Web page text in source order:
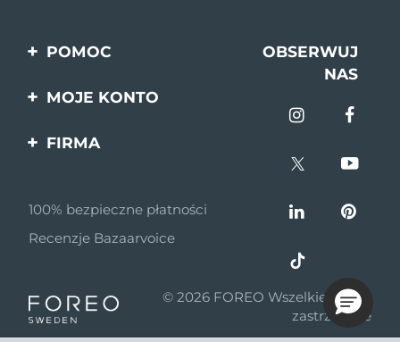
POMOC
Kontakt
OBSERWUJ
NAS
MOJE KONTO
FIRMA
Program partnerski
Wiadomości
MYSA
Dystrybutorzy
100% bezpieczne płatności
Recenzje Bazaarvoice
© 2026 FOREO Wszelkie prawa
zastrzeżone